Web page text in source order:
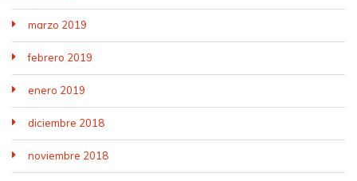
marzo 2019
febrero 2019
enero 2019
diciembre 2018
noviembre 2018